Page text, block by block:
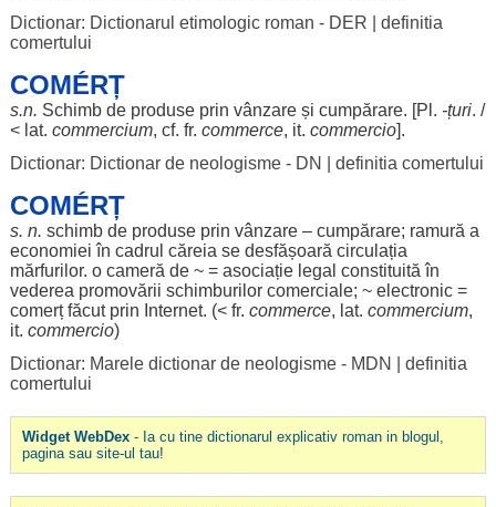
Dictionar: Dictionarul etimologic roman - DER
definitia
comertului
COMÉRȚ
s.n. Schimbde produseprin vânzareși cumpărare. [Pl. -țuri. /
< lat. commercium, cf. fr. commerce, it. commercio].
Dictionar: Dictionar de neologisme - DN
definitia comertului
COMÉRȚ
s. n. schimbde produseprin vânzare– cumpărare; ramură a
economiei în cadrul căreia se desfășoară circulația
mărfurilor. o cameră de ~ = asociație legal constituită în
vederea promovării schimburilor comerciale; ~ electronic=
comerț făcutprin Internet. (< fr. commerce, lat. commercium,
it. commercio)
Dictionar: Marele dictionar de neologisme - MDN
definitia
comertului
Widget WebDex- Ia cu tine dictionarul explicativ roman in blogul,
pagina sau site-ul tau!